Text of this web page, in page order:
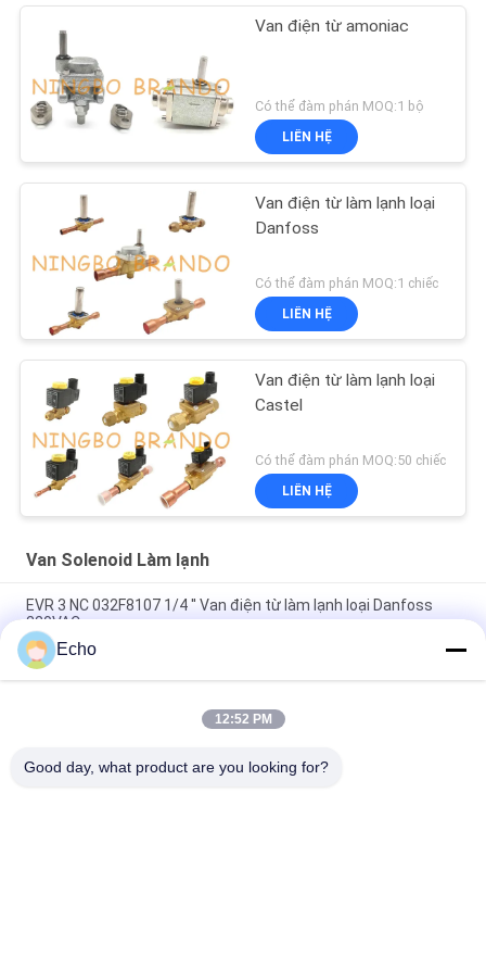
Van điện từ amoniac
Có thể đàm phán MOQ:1 bộ
LIÊN HỆ
Van điện từ làm lạnh loại
Danfoss
Có thể đàm phán MOQ:1 chiếc
LIÊN HỆ
Van điện từ làm lạnh loại
Castel
Có thể đàm phán MOQ:50 chiếc
LIÊN HỆ
Van Solenoid Làm lạnh
EVR 3 NC 032F8107 1/4 '' Van điện từ làm lạnh loại Danfoss
220VAC
EVR 3 NC 032F1204 3/8 '' Van điện từ làm lạnh loại Danfoss
220V
EVR 6 NC 032F8072 3/8 '' Van điện từ loại Danfoss Điện lạnh
Echo
12:52 PM
Good day, what product are you looking for?